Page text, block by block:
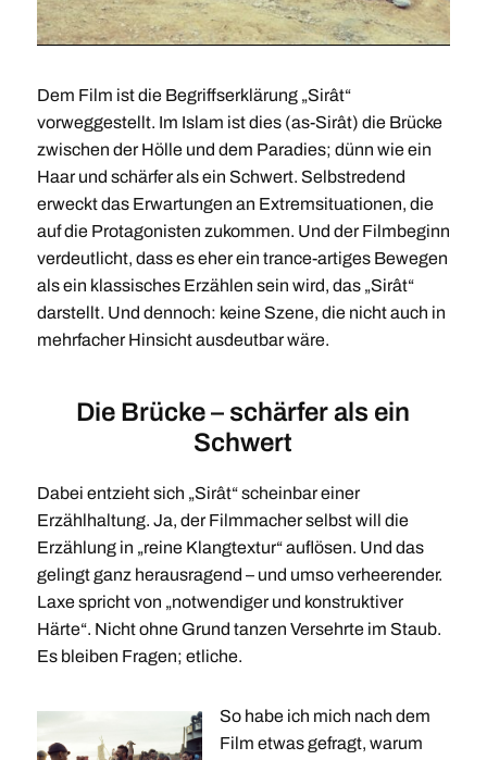
Dem Film ist die Begriffserklärung „Sirât“
vorweggestellt. Im Islam ist dies (as-Sirât) die Brücke
zwischen der Hölle und dem Paradies; dünn wie ein
Haar und schärfer als ein Schwert. Selbstredend
erweckt das Erwartungen an Extremsituationen, die
auf die Protagonisten zukommen. Und der Filmbeginn
verdeutlicht, dass es eher ein trance-artiges Bewegen
als ein klassisches Erzählen sein wird, das „Sirât“
darstellt. Und dennoch: keine Szene, die nicht auch in
mehrfacher Hinsicht ausdeutbar wäre.
Die Brücke – schärfer als ein
Schwert
Dabei entzieht sich „Sirât“ scheinbar einer
Erzählhaltung. Ja, der Filmmacher selbst will die
Erzählung in „reine Klangtextur“ auflösen. Und das
gelingt ganz herausragend – und umso verheerender.
Laxe spricht von „notwendiger und konstruktiver
Härte“. Nicht ohne Grund tanzen Versehrte im Staub.
Es bleiben Fragen; etliche.
So habe ich mich nach dem
Film etwas gefragt, warum